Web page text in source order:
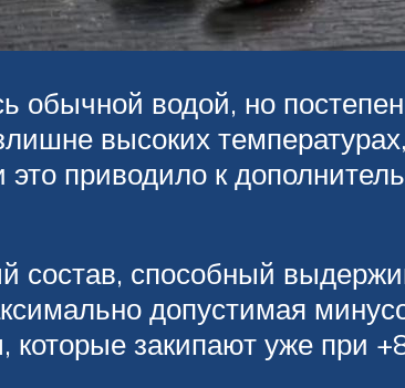
водой, но
высоких
приводило к
состав, способный
допустимая
закипают уже при